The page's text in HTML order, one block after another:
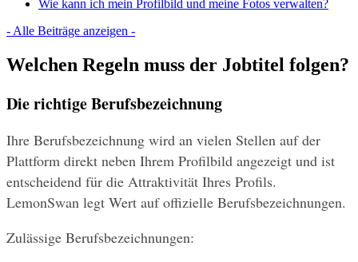
Wie kann ich mein Profilbild und meine Fotos verwalten?
- Alle Beiträge anzeigen -
Welchen Regeln muss der Jobtitel folgen?
Die richtige Berufsbezeichnung
Ihre Berufsbezeichnung wird an vielen Stellen auf der
Plattform direkt neben Ihrem Profilbild angezeigt und ist
entscheidend für die Attraktivität Ihres Profils.
LemonSwan legt Wert auf offizielle Berufsbezeichnungen.
Zulässige Berufsbezeichnungen: